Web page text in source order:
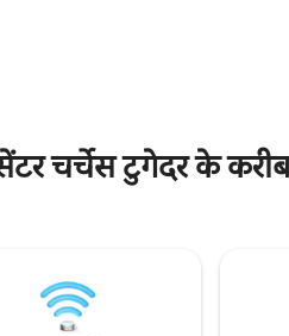
चर्चेस टुगेदर के